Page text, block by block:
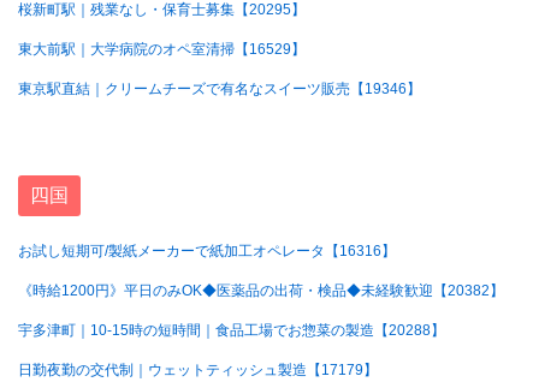
桜新町駅｜残業なし・保育士募集【20295】
東大前駅｜大学病院のオペ室清掃【16529】
東京駅直結｜クリームチーズで有名なスイーツ販売【19346】
四国
お試し短期可/製紙メーカーで紙加工オペレータ【16316】
《時給1200円》平日のみOK◆医薬品の出荷・検品◆未経験歓迎【20382】
宇多津町｜10-15時の短時間｜食品工場でお惣菜の製造【20288】
日勤夜勤の交代制｜ウェットティッシュ製造【17179】